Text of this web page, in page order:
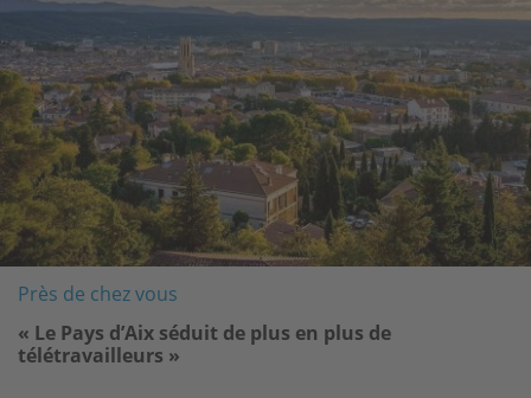
Près de chez vous
« Le Pays d’Aix séduit de plus en plus de
télétravailleurs »